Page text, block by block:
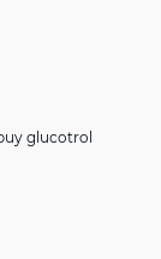
glucotrol